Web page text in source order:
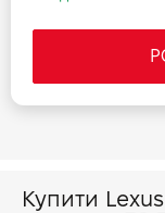
Купити Lexus